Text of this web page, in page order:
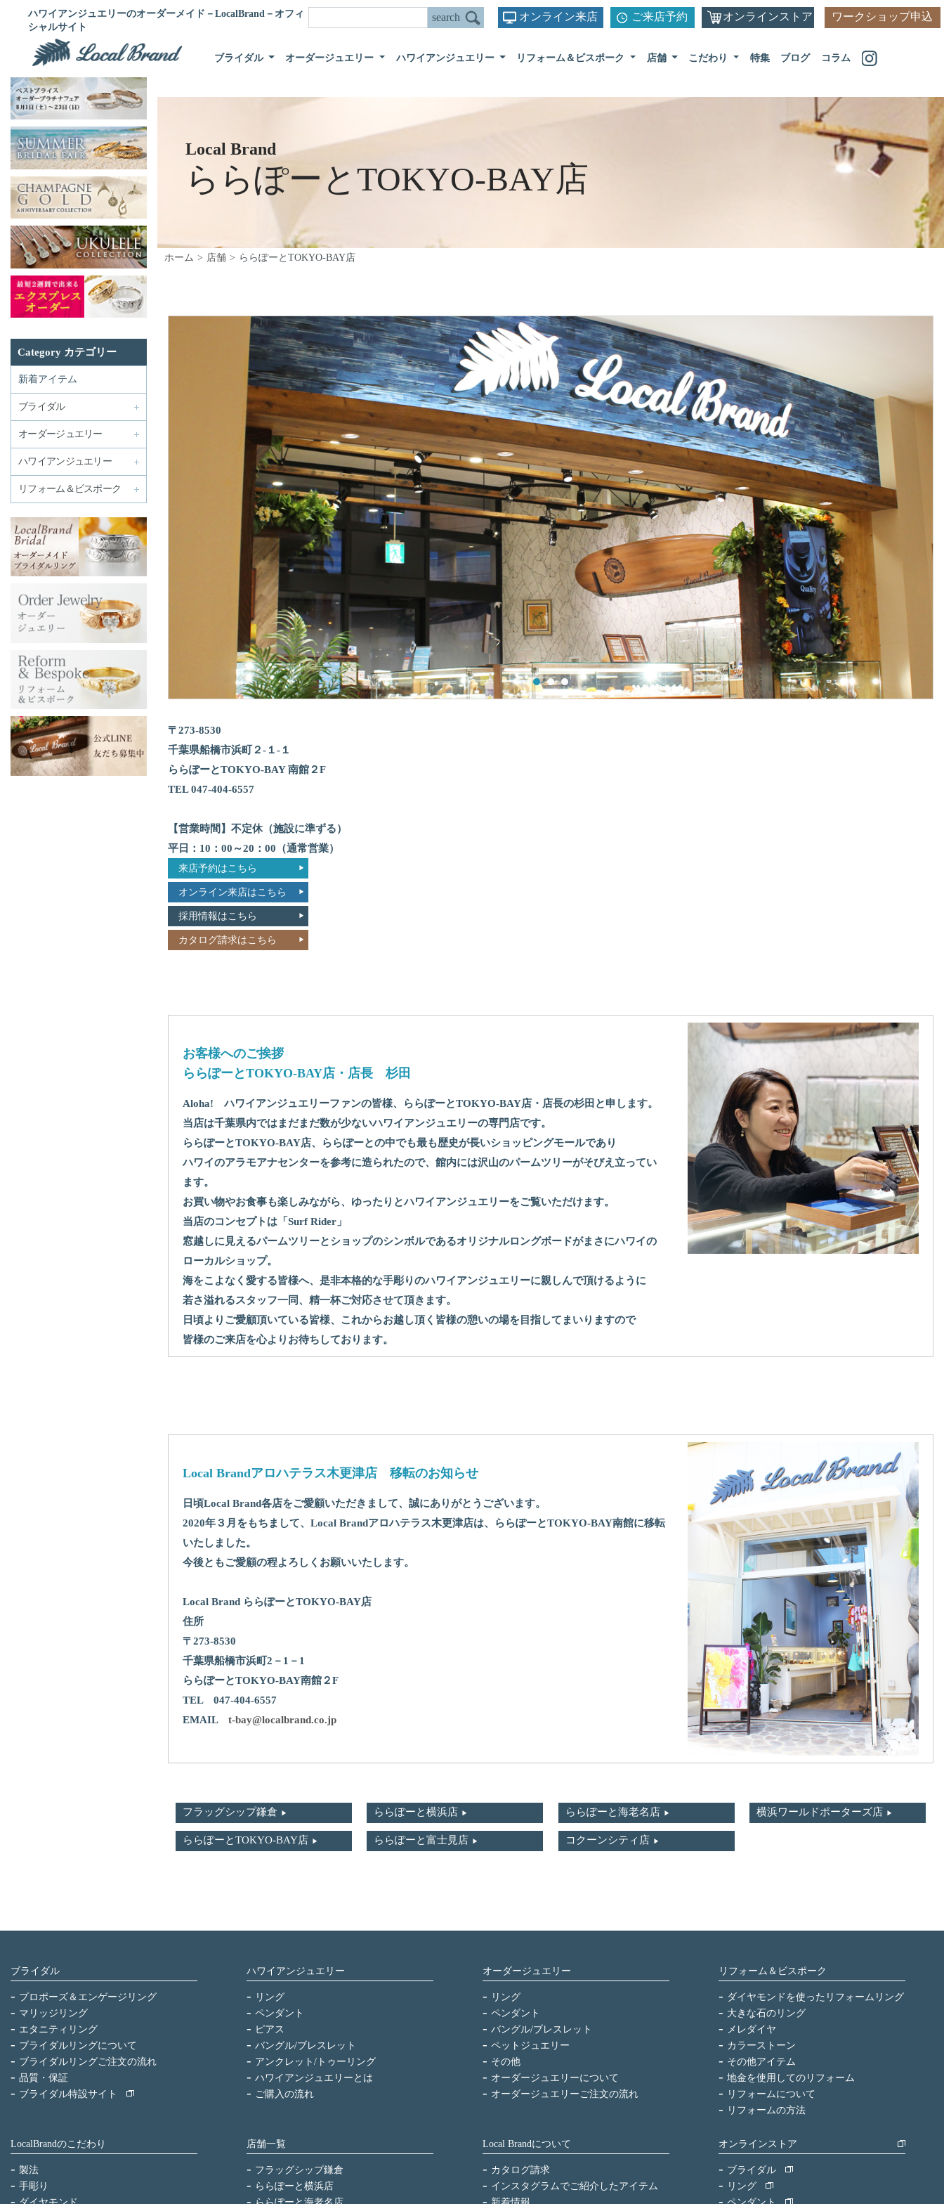
ハワイアンジュエリーのオーダーメイド－LocalBrand－オフィ
シャルサイト
オンライン来店 ご来店予約 オンラインストア ワークショップ申込
ブライダル オーダージュエリー ハワイアンジュエリー リフォーム＆ビスポーク 店舗 こだわり 特集 ブログ コラム
Category カテゴリー
新着アイテム
ブライダル
オーダージュエリー
ハワイアンジュエリー
リフォーム＆ビスポーク
Local Brand
ららぽーとTOKYO-BAY店
ホーム 店舗 ららぽーとTOKYO-BAY店
〒273‐8530
千葉県船橋市浜町２‐１‐１
ららぽーとTOKYO‐BAY 南館２F
TEL 047‐404‐6557
【営業時間】不定休（施設に準ずる）
平日：10：00～20：00（通常営業）
来店予約はこちら
オンライン来店はこちら
採用情報はこちら
カタログ請求はこちら
お客様へのご挨拶
ららぽーとTOKYO-BAY店・店長 杉田
Aloha! ハワイアンジュエリーファンの皆様、ららぽーとTOKYO-BAY店・店長の杉田と申します。
当店は千葉県内ではまだまだ数が少ないハワイアンジュエリーの専門店です。
ららぽーとTOKYO-BAY店、ららぽーとの中でも最も歴史が長いショッピングモールであり
ハワイのアラモアナセンターを参考に造られたので、館内には沢山のパームツリーがそびえ立ってい
ます。
お買い物やお食事も楽しみながら、ゆったりとハワイアンジュエリーをご覧いただけます。
当店のコンセプトは「Surf Rider」
窓越しに見えるパームツリーとショップのシンボルであるオリジナルロングボードがまさにハワイの
ローカルショップ。
海をこよなく愛する皆様へ、是非本格的な手彫りのハワイアンジュエリーに親しんで頂けるように
若さ溢れるスタッフ一同、精一杯ご対応させて頂きます。
日頃よりご愛顧頂いている皆様、これからお越し頂く皆様の憩いの場を目指してまいりますので
皆様のご来店を心よりお待ちしております。
Local Brandアロハテラス木更津店 移転のお知らせ
日頃Local Brand各店をご愛顧いただきまして、誠にありがとうございます。
2020年３月をもちまして、Local Brandアロハテラス木更津店は、ららぽーとTOKYO-BAY南館に移転
いたしました。
今後ともご愛顧の程よろしくお願いいたします。
Local Brand ららぽーとTOKYO-BAY店
住所
〒273‐8530
千葉県船橋市浜町2－1－1
ららぽーとTOKYO-BAY南館２F
TEL 047-404-6557
EMAIL t-bay@localbrand.co.jp
フラッグシップ鎌倉 ららぽーと横浜店 ららぽーと海老名店 横浜ワールドポーターズ店
ららぽーとTOKYO-BAY店 ららぽーと富士見店 コクーンシティ店
ブライダル
プロポーズ＆エンゲージリング
マリッジリング
エタニティリング
ブライダルリングについて
ブライダルリングご注文の流れ
品質・保証
ブライダル特設サイト
ハワイアンジュエリー
リング
ペンダント
ピアス
バングル/ブレスレット
アンクレット/トゥーリング
ハワイアンジュエリーとは
ご購入の流れ
オーダージュエリー
リング
ペンダント
バングル/ブレスレット
ペットジュエリー
その他
オーダージュエリーについて
オーダージュエリーご注文の流れ
リフォーム＆ビスポーク
ダイヤモンドを使ったリフォームリング
大きな石のリング
メレダイヤ
カラーストーン
その他アイテム
地金を使用してのリフォーム
リフォームについて
リフォームの方法
LocalBrandのこだわり
製法
手彫り
店舗一覧
フラッグシップ鎌倉
ららぽーと横浜店
Local Brandについて
カタログ請求
インスタグラムでご紹介したアイテム
オンラインストア
ブライダル
リング